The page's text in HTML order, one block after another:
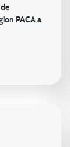
PACA a